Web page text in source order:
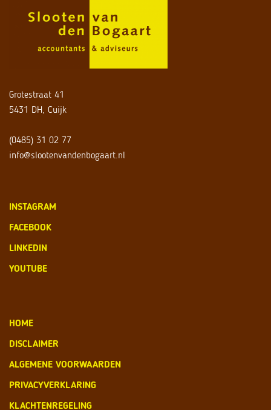
Grotestraat 41
5431 DH, Cuijk
(0485) 31 02 77
info@slootenvandenbogaart.nl
INSTAGRAM
FACEBOOK
LINKEDIN
YOUTUBE
HOME
DISCLAIMER
ALGEMENE VOORWAARDEN
PRIVACYVERKLARING
KLACHTENREGELING